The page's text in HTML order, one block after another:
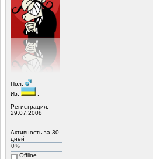
Пол:
Из:
Регистрация:
29.07.2008
Активность за 30
дней
0%
Offline